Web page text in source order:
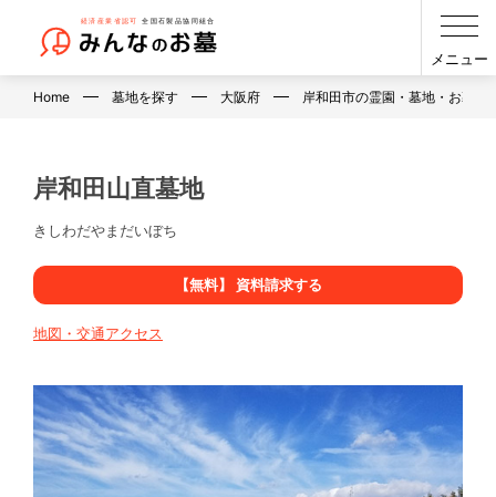
メニュー
Home 墓地を探す 大阪府 岸和田市の霊園・墓地・お墓
岸和田山直墓地
きしわだやまだいぼち
【無料】 資料請求する
地図・交通アクセス